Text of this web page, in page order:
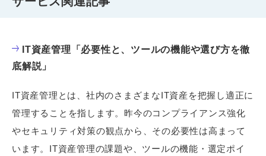
IT資産管理「必要性と、ツールの機能や選び方を徹
底解説」
IT資産管理とは、社内のさまざまなIT資産を把握し適正に
管理することを指します。昨今のコンプライアンス強化
やセキュリティ対策の観点から、その必要性は高まって
います。IT資産管理の課題や、ツールの機能・選定ポイ